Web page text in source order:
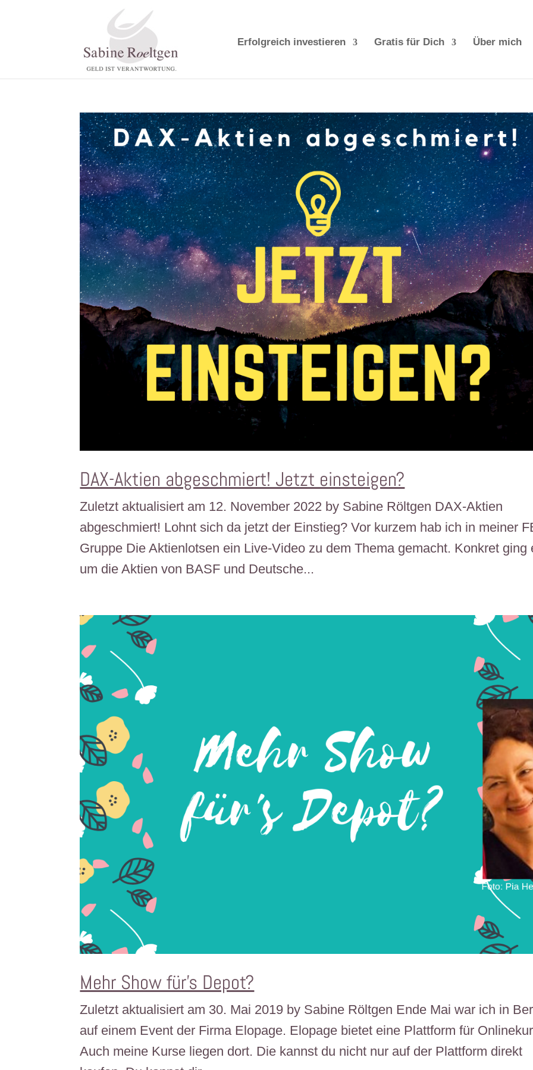
Erfolgreich investieren Gratis für Dich Über mich
DAX-Aktien abgeschmiert! Jetzt einsteigen?
Zuletzt aktualisiert am 12. November 2022 by Sabine Röltgen DAX-Aktien
abgeschmiert! Lohnt sich da jetzt der Einstieg? Vor kurzem hab ich in meiner
Gruppe Die Aktienlotsen ein Live-Video zu dem Thema gemacht. Konkret ging
um die Aktien von BASF und Deutsche...
Mehr Show für’s Depot?
Zuletzt aktualisiert am 30. Mai 2019 by Sabine Röltgen Ende Mai war ich in
auf einem Event der Firma Elopage. Elopage bietet eine Plattform für
Auch meine Kurse liegen dort. Die kannst du nicht nur auf der Plattform direkt